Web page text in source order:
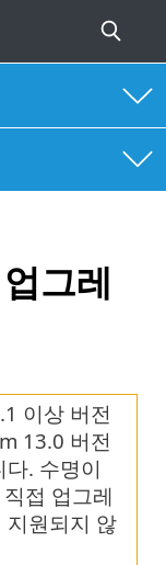
그레
이상 버전
13.0 버전
. 수명이
접 업그레
지원되지 않